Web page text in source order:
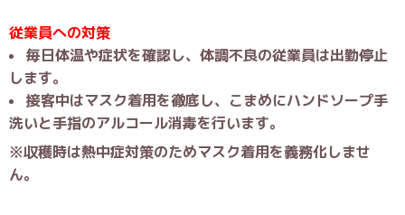
従業員への対策
毎日体温や症状を確認し、体調不良の従業員は出勤停止
します。
接客中はマスク着用を徹底し、こまめにハンドソープ手
洗いと手指のアルコール消毒を行います。
※収穫時は熱中症対策のためマスク着用を義務化しませ
ん。